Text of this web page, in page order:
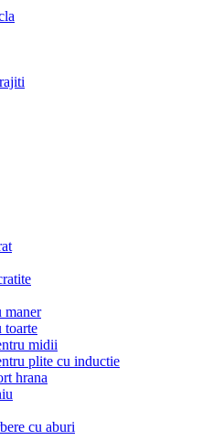
maner
toarte
midii
plite cu inductie
hrana
cu aburi